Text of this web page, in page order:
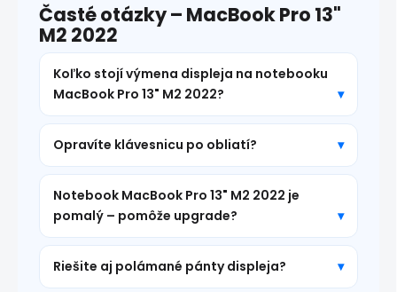
Časté otázky – MacBook Pro 13"
M2 2022
Koľko stojí výmena displeja na notebooku
MacBook Pro 13" M2 2022?
Opravíte klávesnicu po obliatí?
Notebook MacBook Pro 13" M2 2022 je
pomalý – pomôže upgrade?
Riešite aj polámané pánty displeja?